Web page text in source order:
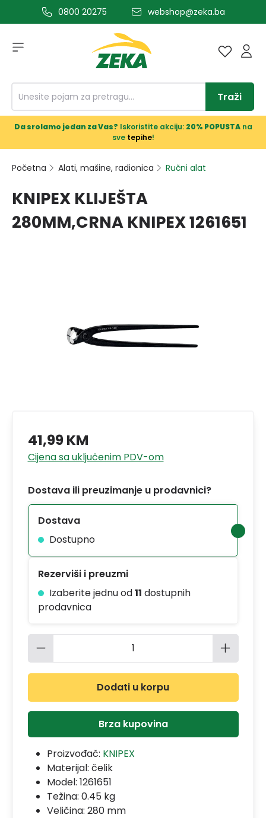
glavni sadržaj0800 20275 webshop@zeka.ba
Traži
Da srolamo jedan za Vas? Iskoristite akciju: 20% POPUSTAna
sve tepihe!
Početna Alati, mašine, radionica Ručni alat
KNIPEX KLIJEŠTA
280MM,CRNA KNIPEX 1261651
41,99 KM
Cijena sa uključenim PDV-om
Dostava ili preuzimanje u prodavnici?
Dostava
Dostupno
Rezerviši i preuzmi
Izaberite jednu od11 dostupnih
prodavnica
Količina proizvoda: Unesite
Dodati u korpu
Brza kupovina
Proizvođač: KNIPEX
Materijal: čelik
Model: 1261651
Težina: 0.45 kg
Veličina: 280 mm